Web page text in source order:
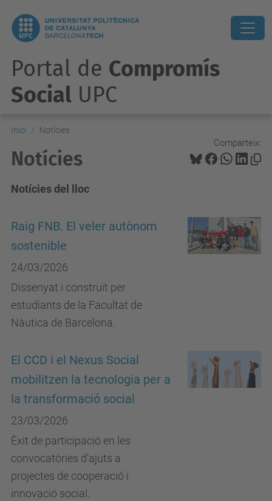
Portal de Compromís
Social UPC
Inici Notícies
Comparteix:
Notícies
Notícies del lloc
Raig FNB. El veler autònom
sostenible
24/03/2026
Dissenyat i construït per
estudiants de la Facultat de
Nàutica de Barcelona.
El CCD i el Nexus Social
mobilitzen la tecnologia per a
la transformació social
23/03/2026
Èxit de participació en les
convocatòries d’ajuts a
projectes de cooperació i
innovació social.